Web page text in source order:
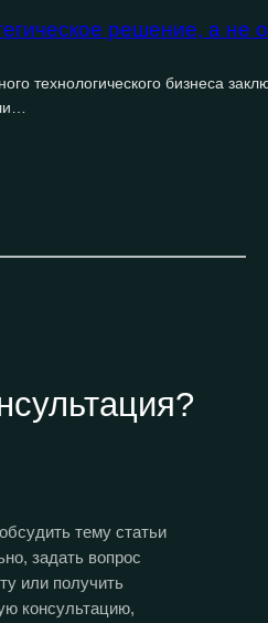
решение, а не
технологического бизнеса
тему статьи
задать вопрос
или получить
консультацию,